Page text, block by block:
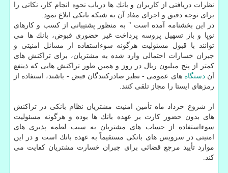
نظرات دریافتی از كاربران و بانك ها درباب نحوه انجام كار، نكاتی را
برای توجه دقیق و اجرای مفاد آن به شبكه بانكی ابلاغ نمود.
در این بخشنامه آمده است " به منظور پشتیبانی از كسب و كارهای
نوپا و باز تسهیل پروسه پرداخت غیر حضوری قبوض، بانك ها می
توانند با قبول مسئولیت هرگونه سوءاستفاده از مسائل امنیتی و
جبران خسارات احتمالی وارد شده به مشتریان، برای تراكنش های
كمتر از پنج میلیون ریال در روز و همین طور تراكنش هایی كه ذینفع
آندستگاه های عمومی - نظیر صادركنندگان قبض - باشند، استفاده از
رمزهای ایستا را مجاز تلقی كنند.
از شروع خرداد ماه تأمین امنیت مشتریان نظام بانكی در تراكنش
های بدون حضور كارت بر عهده بانك ها بوده و هرگونه مسئولیت
سوءاستفاده از حساب های مشتریان به سبب لطمه پذیری های
امنیتی در سرویس های بانكی مستقیماً به عهده بانك است و در این
موارد تأیید مرجع قضائی برای جبران خسارت مشتریان كفایت می
كند.